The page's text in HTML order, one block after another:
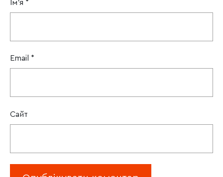
Ім'я *
Email *
Сайт